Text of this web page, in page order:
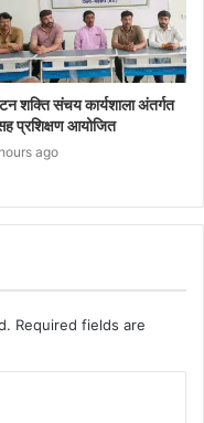
शक्ति संचय कार्यशाला अंतर्गत
प्रशिक्षण आयोजित
ago
Required fields are